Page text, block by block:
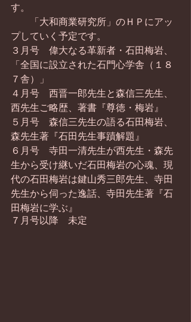
す。
「大和商業研究所」のＨＰにアッ
プしていく予定です。
３月号　偉大なる革新者・石田梅岩、
「全国に設立された石門心学舎（１８
７舎）」
４月号　西晋一郎先生と森信三先生、
西先生ご略歴、著書『尊徳・梅岩』
５月号　森信三先生の語る石田梅岩、
森先生著『石田先生事蹟解題』
６月号　寺田一清先生が西先生・森先
生から受け継いだ石田梅岩の心魂、現
代の石田梅岩は鍵山秀三郎先生、寺田
先生から伺った逸話、寺田先生著『石
田梅岩に学ぶ』
７月号以降　未定